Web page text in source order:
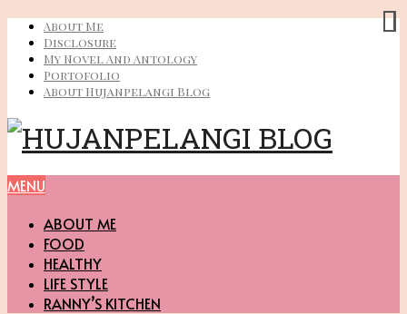
About Me
Disclosure
My Novel And Antology
Portofolio
About Hujanpelangi Blog
MENU
ABOUT ME
FOOD
HEALTHY
LIFE STYLE
RANNY’S KITCHEN